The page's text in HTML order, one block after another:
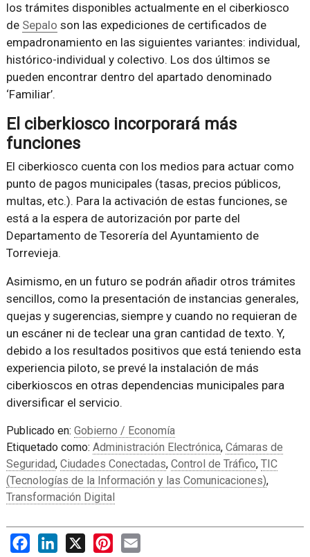
los trámites disponibles actualmente en el ciberkiosco
de Sepalo son las expediciones de certificados de
empadronamiento en las siguientes variantes: individual,
histórico-individual y colectivo. Los dos últimos se
pueden encontrar dentro del apartado denominado
‘Familiar’.
El ciberkiosco incorporará más
funciones
El ciberkiosco cuenta con los medios para actuar como
punto de pagos municipales (tasas, precios públicos,
multas, etc.). Para la activación de estas funciones, se
está a la espera de autorización por parte del
Departamento de Tesorería del Ayuntamiento de
Torrevieja.
Asimismo, en un futuro se podrán añadir otros trámites
sencillos, como la presentación de instancias generales,
quejas y sugerencias, siempre y cuando no requieran de
un escáner ni de teclear una gran cantidad de texto. Y,
debido a los resultados positivos que está teniendo esta
experiencia piloto, se prevé la instalación de más
ciberkioscos en otras dependencias municipales para
diversificar el servicio.
Publicado en: Gobierno / Economía
Etiquetado como: Administración Electrónica, Cámaras de
Seguridad, Ciudades Conectadas, Control de Tráfico, TIC
(Tecnologías de la Información y las Comunicaciones),
Transformación Digital
FacebookLinkedIn Pinterest